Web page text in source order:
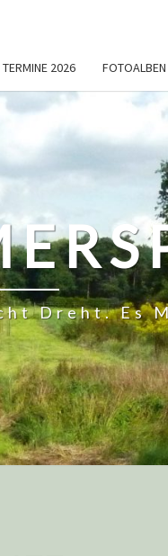
TERMINE 2026 FOTOALBEN
Dreht. Es